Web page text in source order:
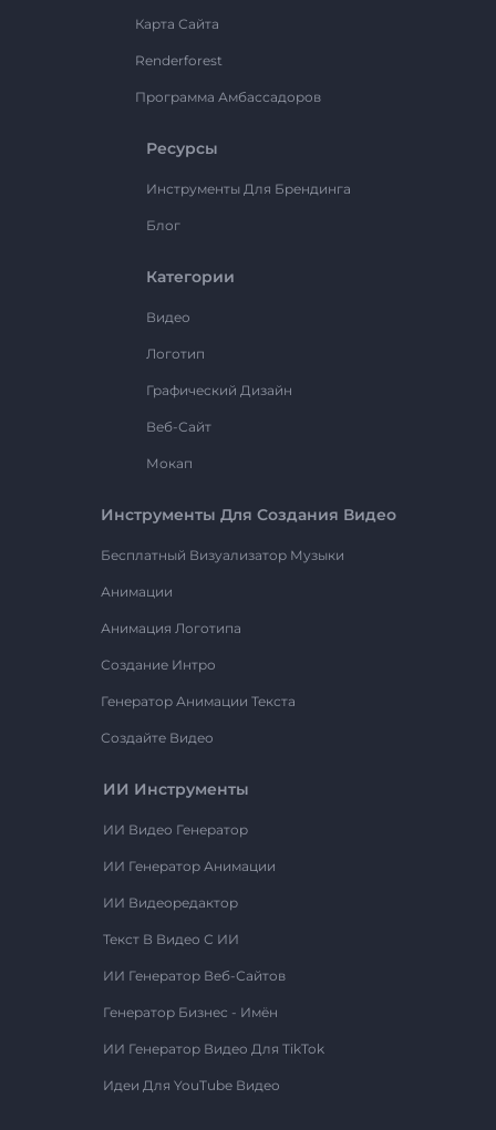
Карта Сайта
Renderforest
Программа Амбассадоров
Ресурсы
Инструменты Для Брендинга
Блог
Категории
Видео
Логотип
Графический Дизайн
Веб-Сайт
Мокап
Инструменты Для Создания Видео
Бесплатный Визуализатор Музыки
Анимации
Анимация Логотипа
Создание Интро
Генератор Анимации Текста
Создайте Видео
ИИ Инструменты
ИИ Видео Генератор
ИИ Генератор Анимации
ИИ Видеоредактор
Текст В Видео С ИИ
ИИ Генератор Веб-Сайтов
Генератор Бизнес - Имён
ИИ Генератор Видео Для TikTok
Идеи Для YouTube Видео